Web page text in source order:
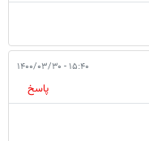
۱۵:۴۰ - ۱۴۰۰/۰۳/۳۰
پاسخ